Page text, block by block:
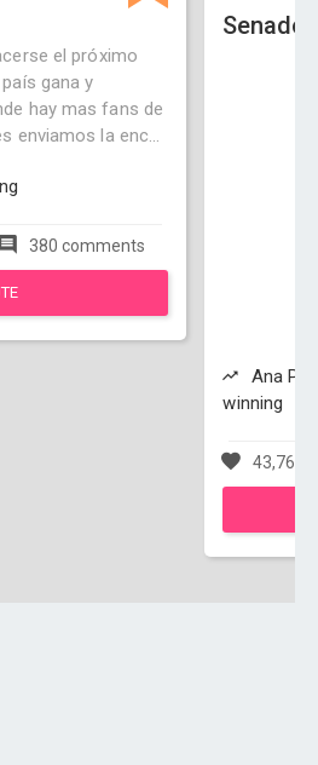
el próximo
gana y
hay mas fans de
enviamos la enc...
380 comments
Senado
Ana
winning
43,762